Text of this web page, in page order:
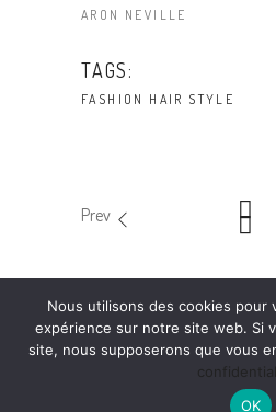
ARON NEVILLE
TAGS:
FASHION HAIR STYLE
Prev
Nous utilisons des cookies pour
expérience sur notre site web. Si
site, nous supposerons que vous
OK